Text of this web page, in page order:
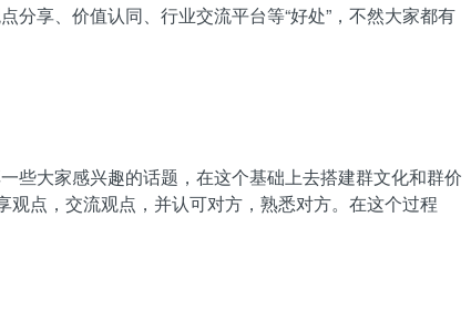
享、价值认同、行业交流平台等“好处”，不然大家都有
些大家感兴趣的话题，在这个基础上去搭建群文化和群价
点，交流观点，并认可对方，熟悉对方。在这个过程